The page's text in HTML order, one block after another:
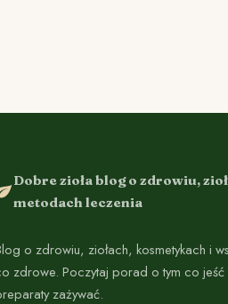
Dobre zioła blog o zdrowiu,
metodach leczenia
o zdrowiu, ziołach, kosmetykach i
zdrowe. Poczytaj porad o tym co jeść
zażywać.